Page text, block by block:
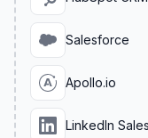
Salesforce
Apollo.io